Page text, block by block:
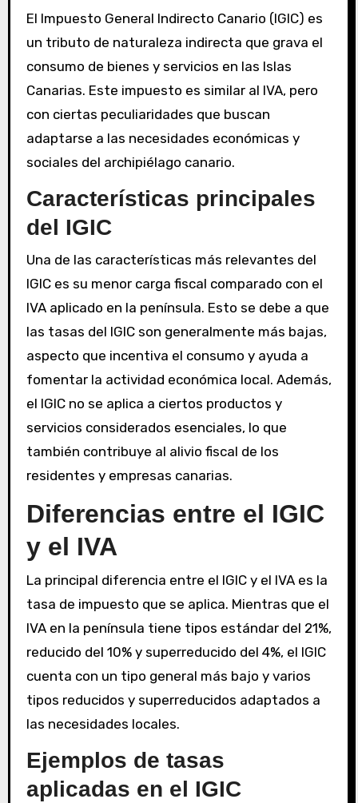
El Impuesto General Indirecto Canario (IGIC) es
un tributo de naturaleza indirecta que grava el
consumo de bienes y servicios en las Islas
Canarias. Este impuesto es similar al IVA, pero
con ciertas peculiaridades que buscan
adaptarse a las necesidades económicas y
sociales del archipiélago canario.
Características principales
del IGIC
Una de las características más relevantes del
IGIC es su menor carga fiscal comparado con el
IVA aplicado en la península. Esto se debe a que
las tasas del IGIC son generalmente más bajas,
aspecto que incentiva el consumo y ayuda a
fomentar la actividad económica local. Además,
el IGIC no se aplica a ciertos productos y
servicios considerados esenciales, lo que
también contribuye al alivio fiscal de los
residentes y empresas canarias.
Diferencias entre el IGIC
y el IVA
La principal diferencia entre el IGIC y el IVA es la
tasa de impuesto que se aplica. Mientras que el
IVA en la península tiene tipos estándar del 21%,
reducido del 10% y superreducido del 4%, el IGIC
cuenta con un tipo general más bajo y varios
tipos reducidos y superreducidos adaptados a
las necesidades locales.
Ejemplos de tasas
aplicadas en el IGIC